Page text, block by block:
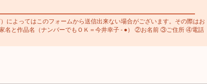
によってはこのフォームから送信出来ない場合がございます。その際はお
名と作品名（ナンバーでもＯＫ＝今井幸子 - ●） ②お名前 ③ご住所 ④電話